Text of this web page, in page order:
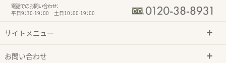
電話でのお問い合わせ：
平日9：30-19：00 土日10：00-19：00
サイトメニュー
お問い合わせ